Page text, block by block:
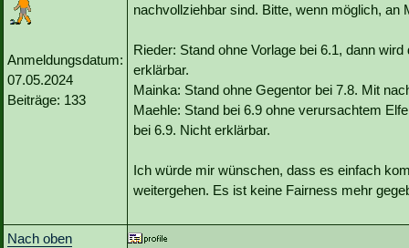
Anmeldungsdatum:
07.05.2024
Beiträge: 133
nachvollziehbar sind. Bitte, wenn möglich, an
Rieder: Stand ohne Vorlage bei 6.1, dann
erklärbar.
Mainka: Stand ohne Gegentor bei 7.8. Mit
Maehle: Stand bei 6.9 ohne verursachtem
bei 6.9. Nicht erklärbar.
Ich würde mir wünschen, dass es einfach
weitergehen. Es ist keine Fairness mehr
Nach oben